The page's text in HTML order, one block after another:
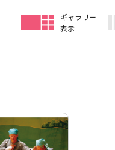
ギャラリー
表示